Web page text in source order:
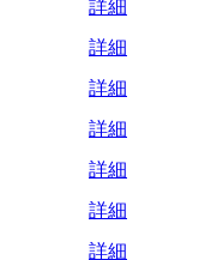
詳細
詳細
詳細
詳細
詳細
詳細
詳細